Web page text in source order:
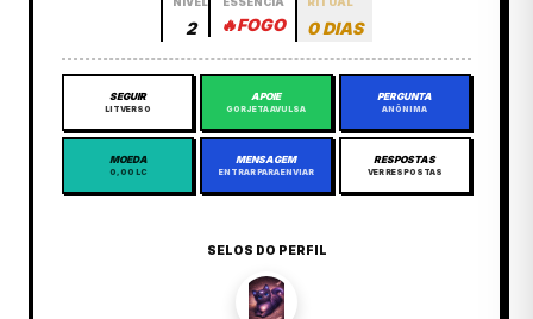
2 🔥FOGO 0 DIAS
SEGUIR
LITVERSO
APOIE
GORJETA AVULSA
PERGUNTA
ANÔNIMA
MOEDA
0,00 LC
MENSAGEM
ENTRAR PARA ENVIAR
RESPOSTAS
VER RESPOSTAS
SELOS DO PERFIL